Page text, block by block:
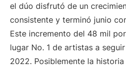
el dúo disfrutó de un
consistente y terminó junio
Este incremento del 48 mil
lugar No. 1 de artistas a
2022. Posiblemente la